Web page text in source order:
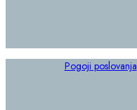
Pogoji poslovanja